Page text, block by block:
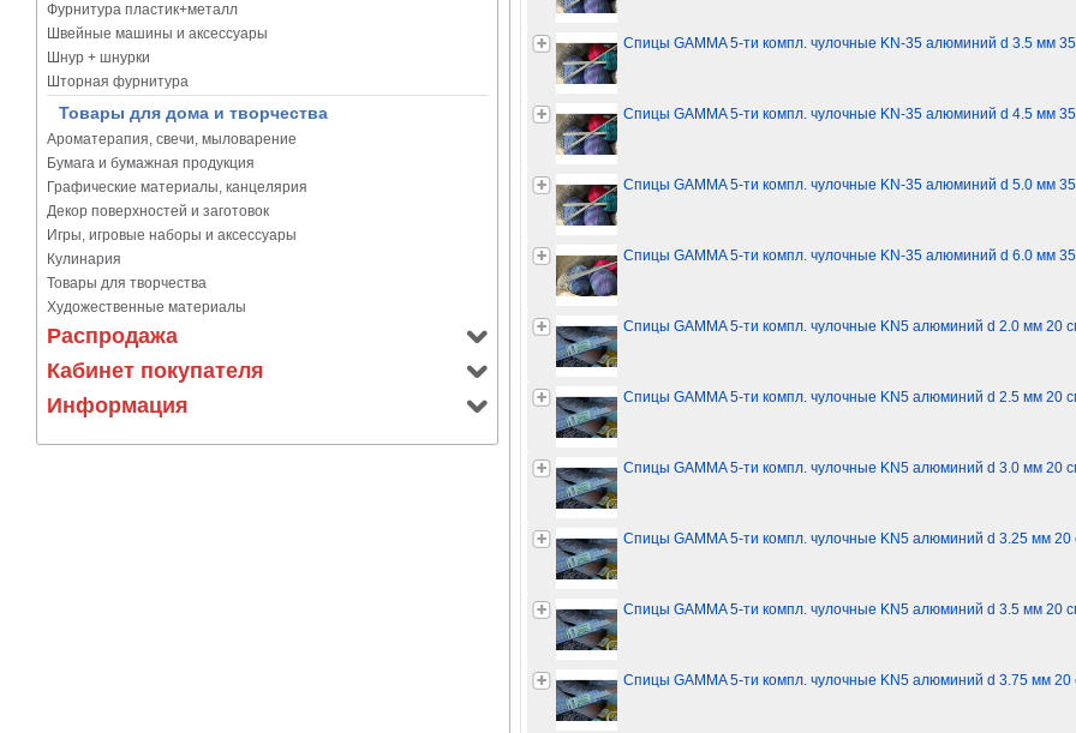
Фурнитура пластик+металл
Швейные машины и аксессуары
Шнур + шнурки
Шторная фурнитура
Товары для дома и творчества
Ароматерапия, свечи, мыловарение
Бумага и бумажная продукция
Графические материалы, канцелярия
Декор поверхностей и заготовок
Игры, игровые наборы и аксессуары
Кулинария
Товары для творчества
Художественные материалы
Распродажа
Кабинет покупателя
Информация
Спицы GAMMA 5-ти компл. чулочные KN-35 алюминий d 3.5 мм
Спицы GAMMA 5-ти компл. чулочные KN-35 алюминий d 4.5 мм
Спицы GAMMA 5-ти компл. чулочные KN-35 алюминий d 5.0 мм
Спицы GAMMA 5-ти компл. чулочные KN-35 алюминий d 6.0 мм
Спицы GAMMA 5-ти компл. чулочные KN5 алюминий d 2.0 мм 20
Спицы GAMMA 5-ти компл. чулочные KN5 алюминий d 2.5 мм 20
Спицы GAMMA 5-ти компл. чулочные KN5 алюминий d 3.0 мм 20
Спицы GAMMA 5-ти компл. чулочные KN5 алюминий d 3.25 мм 20
Спицы GAMMA 5-ти компл. чулочные KN5 алюминий d 3.5 мм 20
Спицы GAMMA 5-ти компл. чулочные KN5 алюминий d 3.75 мм 20